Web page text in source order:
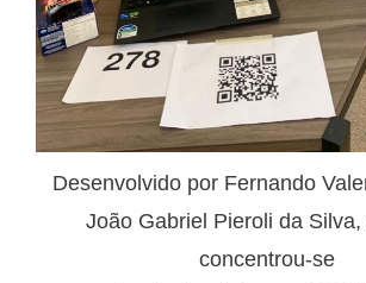
Desenvolvido por Fernando
João Gabriel Pieroli da
concentrou-se